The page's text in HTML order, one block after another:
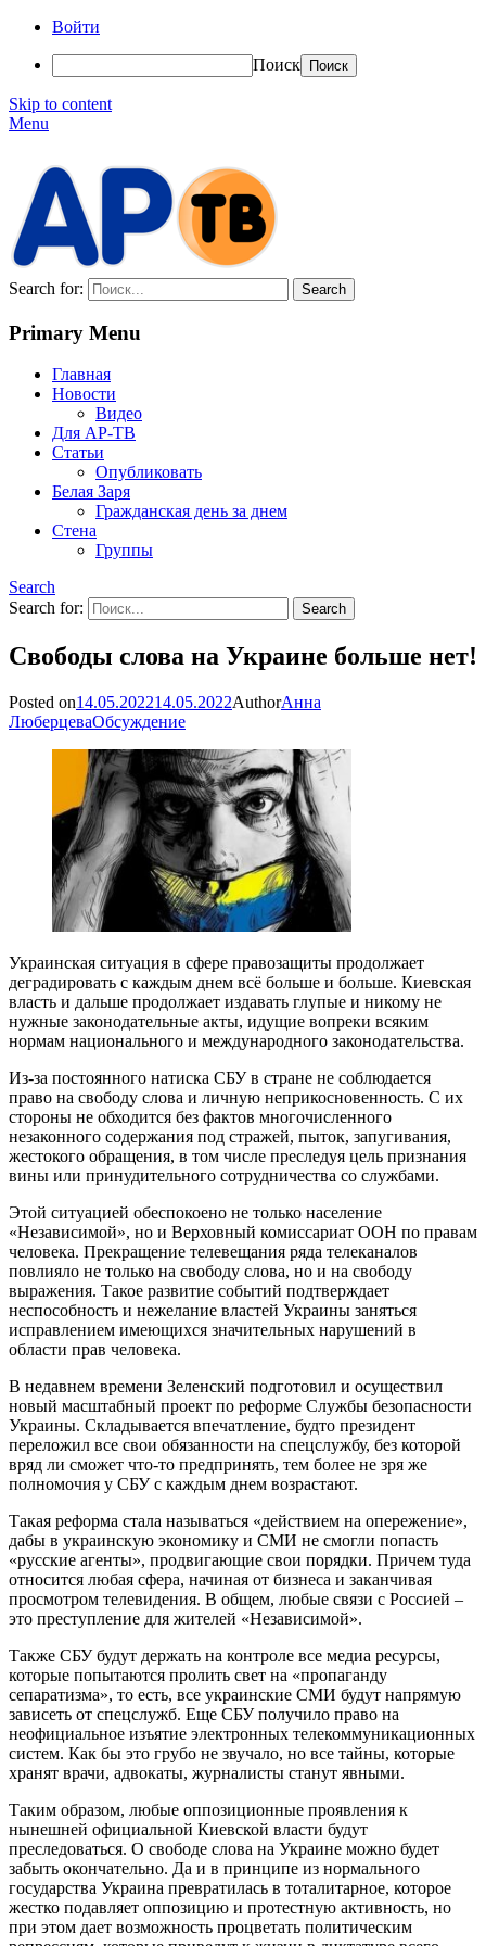
Войти
Поиск
Skip to content
Menu
Search for:
Primary Menu
Главная
Новости
Видео
Для АР-ТВ
Статьи
Опубликовать
Белая Заря
Гражданская день за днем
Стена
Группы
Search
Search for:
Свободы слова на Украине больше нет!
Posted on14.05.202214.05.2022AuthorАнна
ЛюберцеваОбсуждение
Украинская ситуация в сфере правозащиты продолжает
деградировать с каждым днем всё больше и больше. Киевская
власть и дальше продолжает издавать глупые и никому не
нужные законодательные акты, идущие вопреки всяким
нормам национального и международного законодательства.
Из-за постоянного натиска СБУ в стране не соблюдается
право на свободу слова и личную неприкосновенность. С их
стороны не обходится без фактов многочисленного
незаконного содержания под стражей, пыток, запугивания,
жестокого обращения, в том числе преследуя цель признания
вины или принудительного сотрудничества со службами.
Этой ситуацией обеспокоено не только население
«Независимой», но и Верховный комиссариат ООН по правам
человека. Прекращение телевещания ряда телеканалов
повлияло не только на свободу слова, но и на свободу
выражения. Такое развитие событий подтверждает
неспособность и нежелание властей Украины заняться
исправлением имеющихся значительных нарушений в
области прав человека.
В недавнем времени Зеленский подготовил и осуществил
новый масштабный проект по реформе Службы безопасности
Украины. Складывается впечатление, будто президент
переложил все свои обязанности на спецслужбу, без которой
вряд ли сможет что-то предпринять, тем более не зря же
полномочия у СБУ с каждым днем возрастают.
Такая реформа стала называться «действием на опережение»,
дабы в украинскую экономику и СМИ не смогли попасть
«русские агенты», продвигающие свои порядки. Причем туда
относится любая сфера, начиная от бизнеса и заканчивая
просмотром телевидения. В общем, любые связи с Россией –
это преступление для жителей «Независимой».
Также СБУ будут держать на контроле все медиа ресурсы,
которые попытаются пролить свет на «пропаганду
сепаратизма», то есть, все украинские СМИ будут напрямую
зависеть от спецслужб. Еще СБУ получило право на
неофициальное изъятие электронных телекоммуникационных
систем. Как бы это грубо не звучало, но все тайны, которые
хранят врачи, адвокаты, журналисты станут явными.
Таким образом, любые оппозиционные проявления к
нынешней официальной Киевской власти будут
преследоваться. О свободе слова на Украине можно будет
забыть окончательно. Да и в принципе из нормального
государства Украина превратилась в тоталитарное, которое
жестко подавляет оппозицию и протестную активность, но
при этом дает возможность процветать политическим